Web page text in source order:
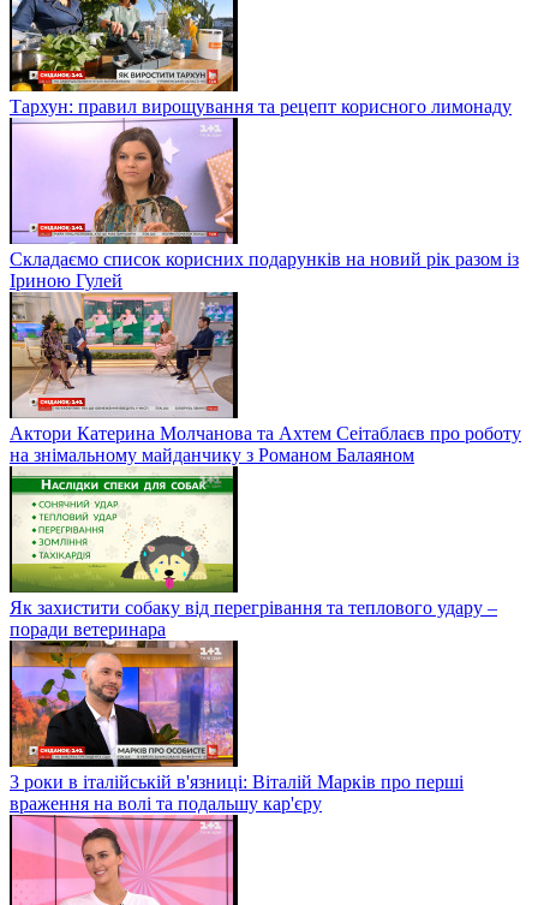
Тархун: правил вирощування та рецепт корисного лимонаду
Складаємо список корисних подарунків на новий рік разом із
Іриною Гулей
Актори Катерина Молчанова та Ахтем Сеітаблаєв про роботу
на знімальному майданчику з Романом Балаяном
Як захистити собаку від перегрівання та теплового удару –
поради ветеринара
3 роки в італійській в'язниці: Віталій Марків про перші
враження на волі та подальшу кар'єру